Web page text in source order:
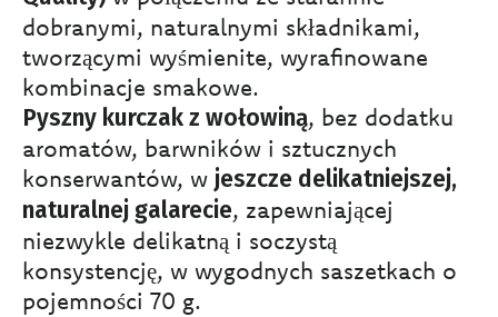
dobranymi, naturalnymi składnikami,
tworzącymi wyśmienite, wyrafinowane
kombinacje smakowe.
Pyszny kurczak z wołowiną, bez dodatku
aromatów, barwników i sztucznych
konserwantów, w jeszcze delikatniejszej,
naturalnej galarecie, zapewniającej
niezwykle delikatną i soczystą
konsystencję, w wygodnych saszetkach o
pojemności 70 g.